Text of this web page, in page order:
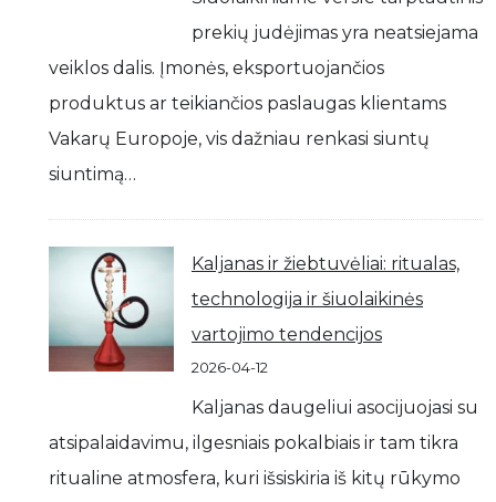
prekių judėjimas yra neatsiejama
veiklos dalis. Įmonės, eksportuojančios
produktus ar teikiančios paslaugas klientams
Vakarų Europoje, vis dažniau renkasi siuntų
siuntimą…
Kaljanas ir žiebtuvėliai: ritualas,
technologija ir šiuolaikinės
vartojimo tendencijos
2026-04-12
Kaljanas daugeliui asocijuojasi su
atsipalaidavimu, ilgesniais pokalbiais ir tam tikra
ritualine atmosfera, kuri išsiskiria iš kitų rūkymo